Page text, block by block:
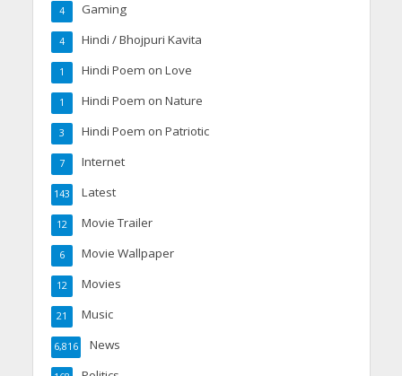
Gaming
4
Hindi / Bhojpuri Kavita
4
Hindi Poem on Love
1
Hindi Poem on Nature
1
Hindi Poem on Patriotic
3
Internet
7
Latest
143
Movie Trailer
12
Movie Wallpaper
6
Movies
12
Music
21
News
6,816